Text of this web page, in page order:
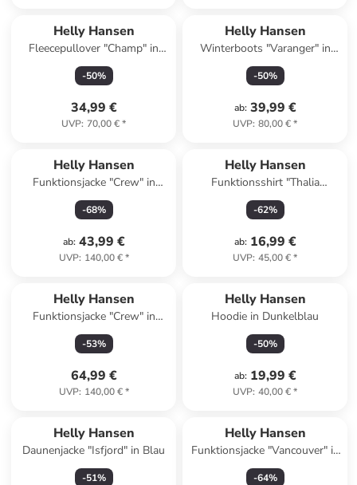
Helly Hansen
Fleecepullover "Champ" in
Hellbraun/ Schwarz
-50%
34,99 €
UVP: 70,00 €*
Helly Hansen
Winterboots "Varanger" in
Grün
-50%
ab: 39,99 €
UVP: 80,00 €*
Helly Hansen
Funktionsjacke "Crew" in
Schwarz
-68%
ab: 43,99 €
UVP: 140,00 €*
Helly Hansen
Funktionsshirt "Thalia
Summer" in Pink
-62%
ab: 16,99 €
UVP: 45,00 €*
Helly Hansen
Funktionsjacke "Crew" in
Dunkelblau
-53%
64,99 €
UVP: 140,00 €*
Helly Hansen
Hoodie in Dunkelblau
-50%
ab: 19,99 €
UVP: 40,00 €*
Helly Hansen
Daunenjacke "Isfjord" in Blau
-51%
Helly Hansen
Funktionsjacke "Vancouver" in
Khaki
-64%